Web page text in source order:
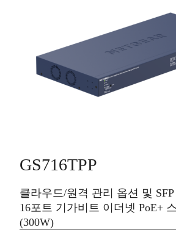
GS716TPP
클라우드/원격 관리 옵션 및
16포트 기가비트 이더넷 PoE+
(300W)